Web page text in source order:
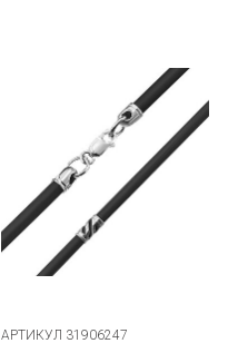
АРТИКУЛ 31906247